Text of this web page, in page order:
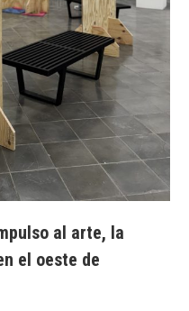
al arte, la
el oeste de